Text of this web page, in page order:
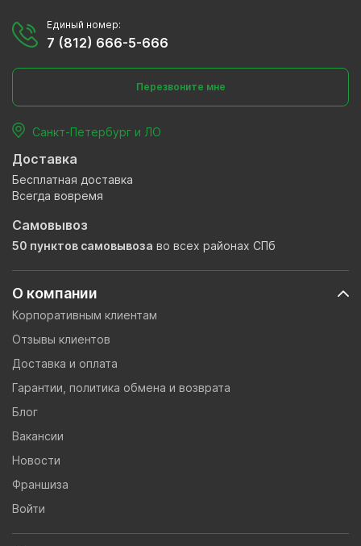
О компании
Корпоративным клиентам
Отзывы клиентов
Доставка и оплата
Гарантии, политика обмена и возврата
Блог
Вакансии
Новости
Франшиза
Войти
Единый номер:
7 (812) 666-5-666
Перезвоните мне
Санкт-Петербург и ЛО
Доставка
Бесплатная доставка
Всегда вовремя
Самовывоз
50 пунктов самовывоза во всех районах СПб